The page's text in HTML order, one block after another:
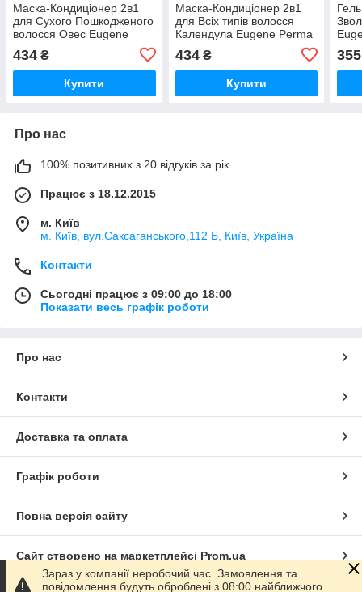
Маска-Кондиціонер 2в1
для Сухого Пошкодженого
волосся Овес Eugene
Рerma Paris Nat&Nove BIO
200 мл
434 ₴
Купити
Маска-Кондиціонер 2в1
для Всіх типів волосся
Календула Eugene Рerma
мл
434₴
Купити
355
Про нас
100% позитивних з 20 відгуків за рік
Працює з 18.12.2015
м. Київ
м. Київ, вул.Саксаганського,112 Б, Київ, Україна
Контакти
Сьогодні працює з 09:00 до 18:00
Показати весь графік роботи
Про нас
Контакти
Доставка та оплата
Графік роботи
Повна версія сайту
Сайт створено на маркетплейсі Prom.ua
Зараз у компанії неробочий час. Замовлення та
повідомлення будуть оброблені з 08:00 найближчого